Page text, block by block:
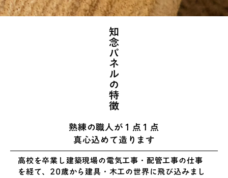
知念パネルの特徴
熟練の職人が１点１点
真心込めて造ります
高校を卒業し建築現場の電気工事・配管工事の仕事
を経て、20歳から建具・木工の世界に飛び込みまし